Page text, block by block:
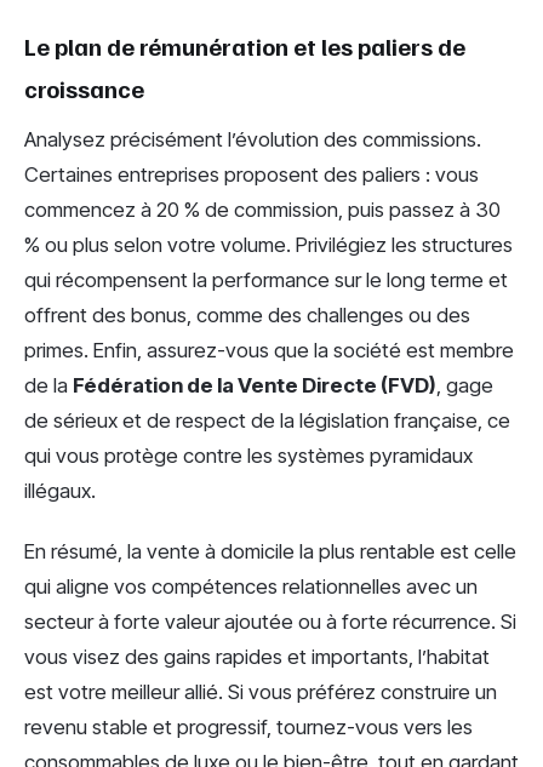
Le plan de rémunération et les paliers de
croissance
Analysez précisément l’évolution des commissions.
Certaines entreprises proposent des paliers : vous
commencez à 20 % de commission, puis passez à 30
% ou plus selon votre volume. Privilégiez les structures
qui récompensent la performance sur le long terme et
offrent des bonus, comme des challenges ou des
primes. Enfin, assurez-vous que la société est membre
de la Fédération de la Vente Directe (FVD), gage
de sérieux et de respect de la législation française, ce
qui vous protège contre les systèmes pyramidaux
illégaux.
En résumé, la vente à domicile la plus rentable est celle
qui aligne vos compétences relationnelles avec un
secteur à forte valeur ajoutée ou à forte récurrence. Si
vous visez des gains rapides et importants, l’habitat
est votre meilleur allié. Si vous préférez construire un
revenu stable et progressif, tournez-vous vers les